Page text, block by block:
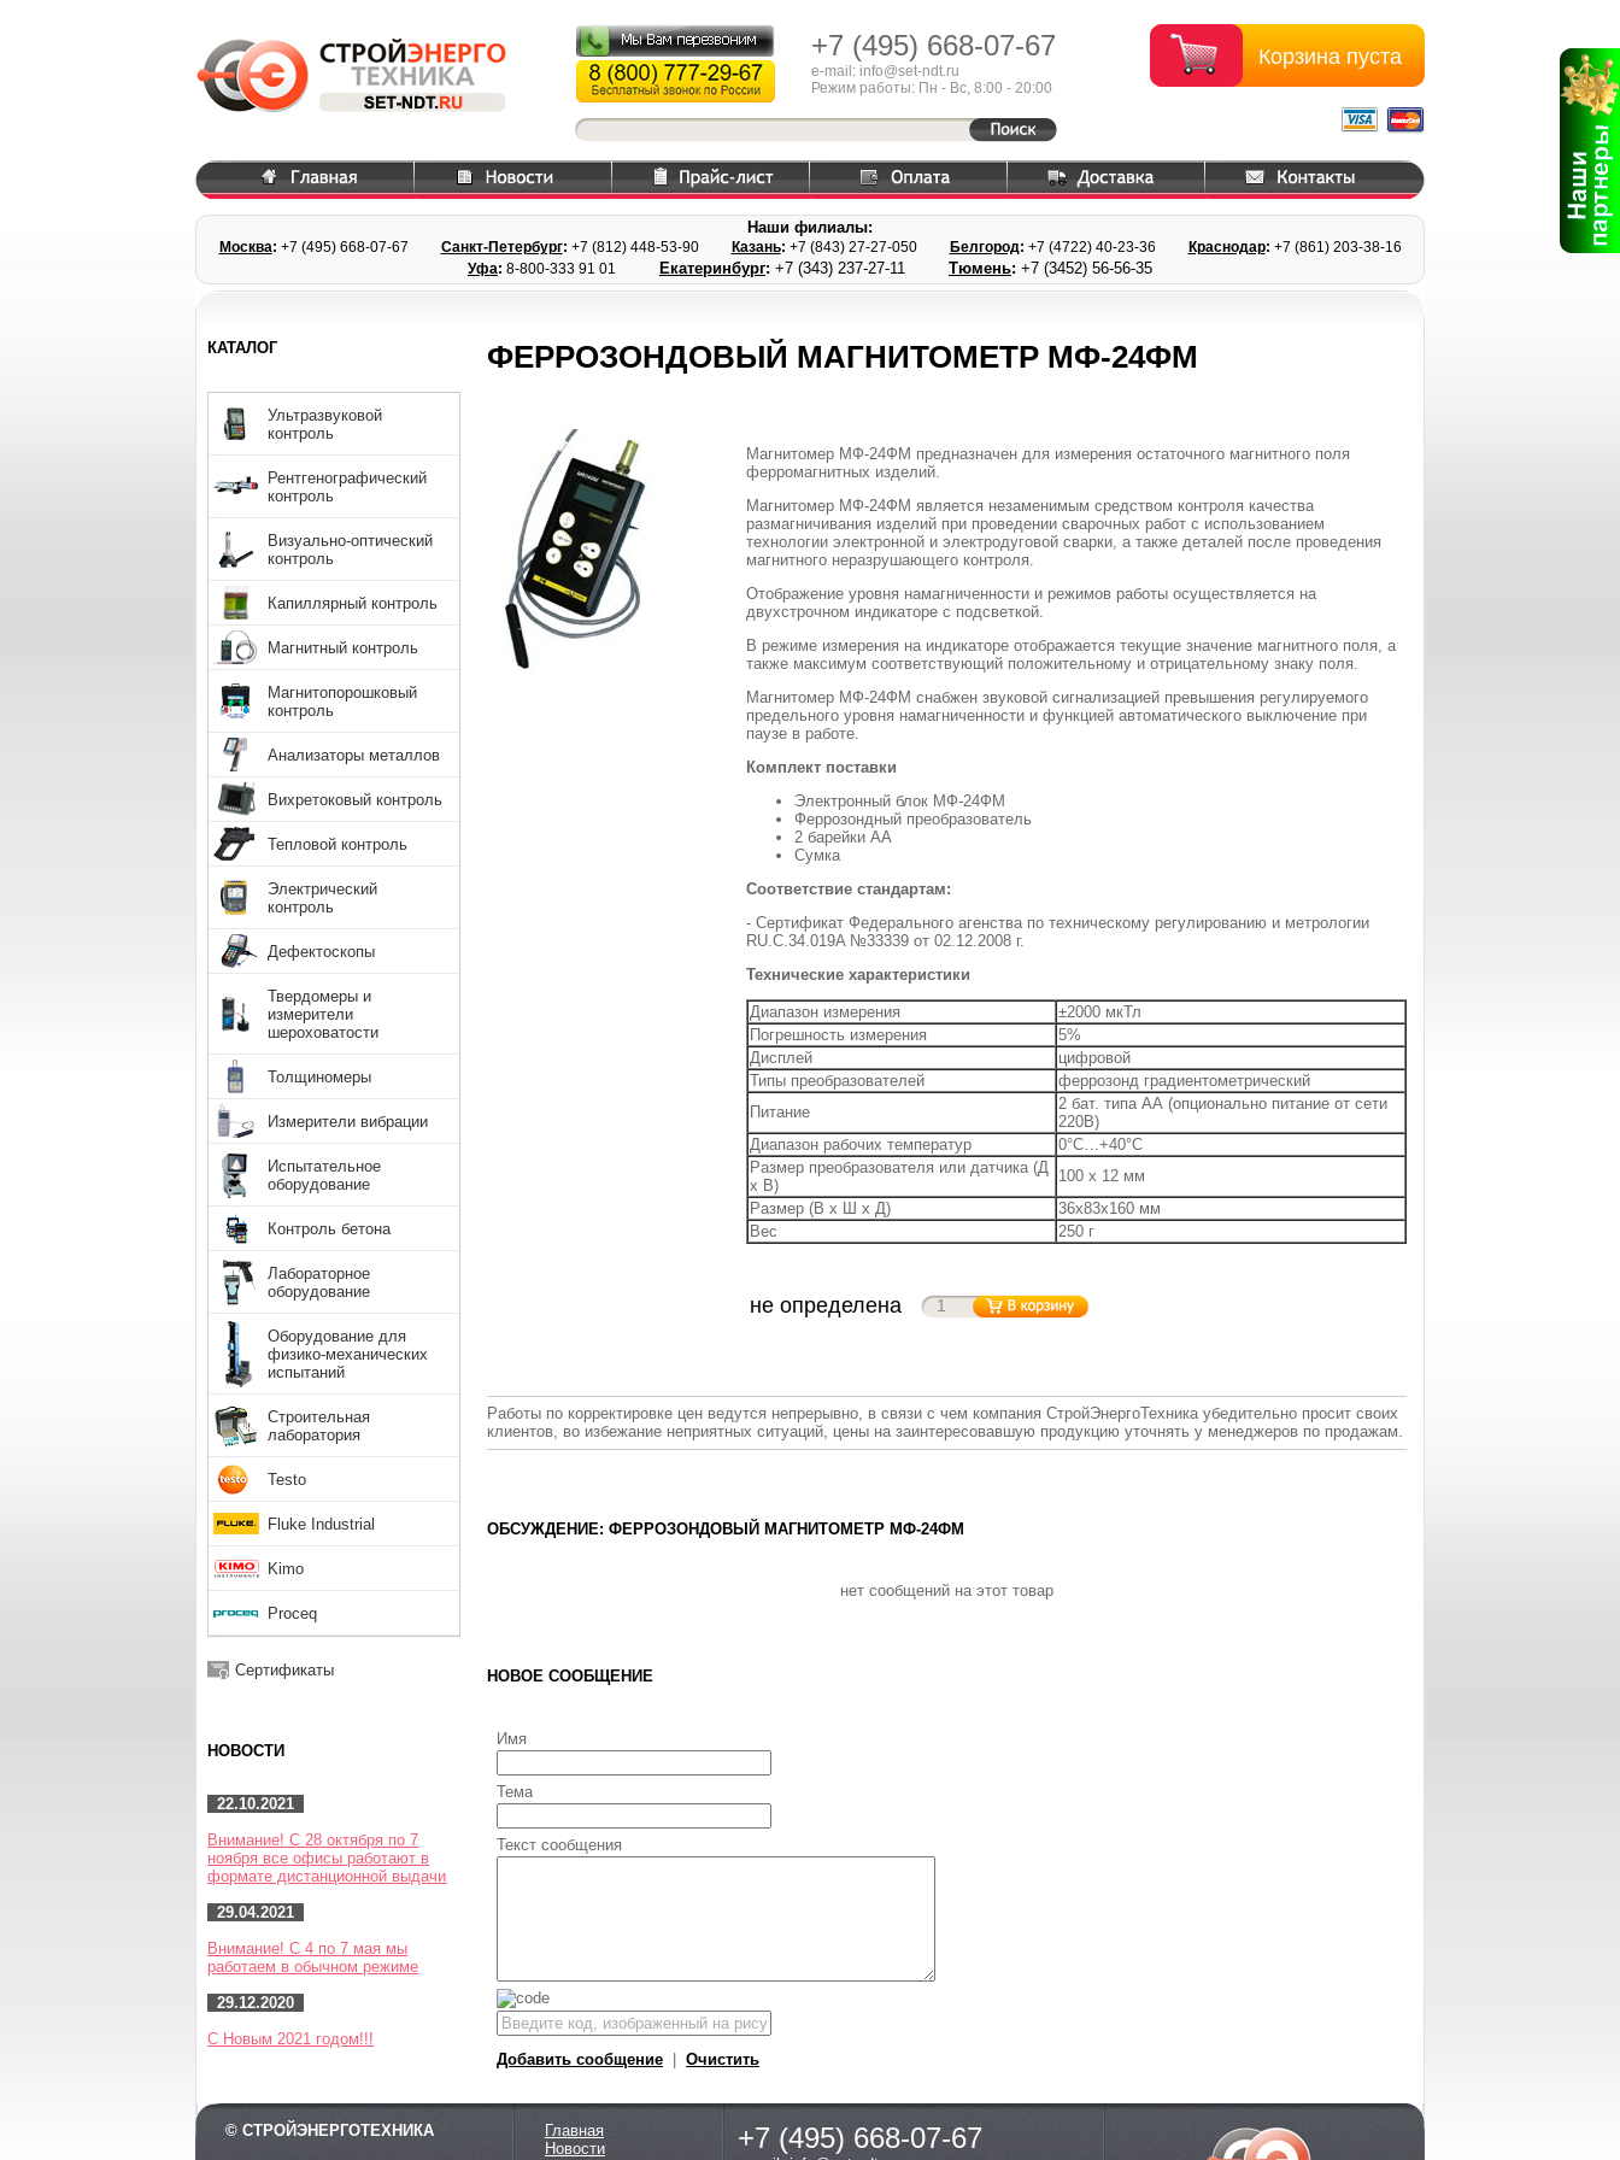
Корзина пуста
+7 (495) 668-07-67
e-mail: info@set-ndt.ru
Режим работы: Пн - Вс, 8:00 - 20:00
Наши филиалы:
Москва: +7 (495) 668-07-67 Санкт-Петербург: +7 (812) 448-53-90 Казань: +7 (843) 27-27-050 Белгород: +7 (4722) 40-23-36 Краснодар: +7 (861) 203-38-16
Уфа: 8-800-333 91 01 Екатеринбург: +7 (343) 237-27-11 Тюмень: +7 (3452) 56-56-35
ФЕРРОЗОНДОВЫЙ МАГНИТОМЕТР МФ-24ФМ
Магнитомер МФ-24ФМ предназначен для измерения остаточного магнитного поля
ферромагнитных изделий.
Магнитомер МФ-24ФМ является незаменимым средством контроля качества
размагничивания изделий при проведении сварочных работ с использованием
технологии электронной и электродуговой сварки, а также деталей после проведения
магнитного неразрушающего контроля.
Отображение уровня намагниченности и режимов работы осуществляется на
двухстрочном индикаторе с подсветкой.
В режиме измерения на индикаторе отображается текущие значение магнитного поля, а
также максимум соответствующий положительному и отрицательному знаку поля.
Магнитомер МФ-24ФМ снабжен звуковой сигнализацией превышения регулируемого
предельного уровня намагниченности и функцией автоматического выключение при
паузе в работе.
Комплект поставки
Электронный блок МФ-24ФМ
Феррозондный преобразователь
2 барейки АА
Сумка
Соответствие стандартам:
- Сертификат Федерального агенства по техническому регулированию и метрологии
RU.C.34.019A №33339 от 02.12.2008 г.
Технические характеристики
Диапазон измерения
±2000 мкТл
Погрешность измерения
5%
Дисплей
цифровой
Типы преобразователей
феррозонд градиентометрический
Питание
2 бат. типа АА (опционально питание от сети
220В)
Диапазон рабочих температур
0°С…+40°С
Размер преобразователя или датчика (Д
х В)
100 х 12 мм
Размер (В x Ш x Д)
36х83х160 мм
Вес
250 г
не определена
Работы по корректировке цен ведутся непрерывно, в связи с чем компания СтройЭнергоТехника убедительно просит своих
клиентов, во избежание неприятных ситуаций, цены на заинтересовавшую продукцию уточнять у менеджеров по продажам.
ОБСУЖДЕНИЕ: ФЕРРОЗОНДОВЫЙ МАГНИТОМЕТР МФ-24ФМ
нет сообщений на этот товар
НОВОЕ СООБЩЕНИЕ
Имя
Тема
Текст сообщения
Добавить сообщение Очистить
КАТАЛОГ
Ультразвуковой
контроль
Рентгенографический
контроль
Визуально-оптический
контроль
Капиллярный контроль
Магнитный контроль
Магнитопорошковый
контроль
Анализаторы металлов
Вихретоковый контроль
Тепловой контроль
Электрический
контроль
Дефектоскопы
Твердомеры и
измерители
шероховатости
Толщиномеры
Измерители вибрации
Испытательное
оборудование
Контроль бетона
Лабораторное
оборудование
Оборудование для
физико-механических
испытаний
Строительная
лаборатория
Testo
Fluke Industrial
Kimo
Proceq
Сертификаты
НОВОСТИ
22.10.2021
Внимание! С 28 октября по 7
ноября все офисы работают в
формате дистанционной выдачи
29.04.2021
Внимание! С 4 по 7 мая мы
работаем в обычном режиме
29.12.2020
С Новым 2021 годом!!!
© СТРОЙЭНЕРГОТЕХНИКА
Главная
Новости
+7 (495) 668-07-67